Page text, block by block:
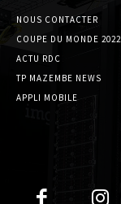
NOUS CONTACTER
COUPE DU MONDE 2022
ACTU RDC
TP MAZEMBE NEWS
APPLI MOBILE